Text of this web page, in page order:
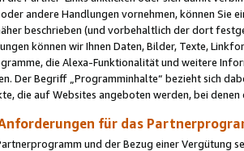
andere Handlungen vornehmen, können Sie
beschrieben (und vorbehaltlich der dort
können wir Ihnen Daten, Bilder, Texte,
die Alexa-Funktionalität und weitere
Der Begriff „Programminhalte“ bezieht sich
die auf Websites angeboten werden, bei
für das
und der Bezug einer Vergütung